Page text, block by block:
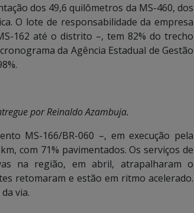
dos 49,6 quilômetros da MS-460, dos
O lote de responsabilidade da empresa
162 até o distrito –, tem 82% do trecho
da Agência Estadual de Gestão
por Reinaldo Azambuja.
MS-166/BR-060 –, em execução pela
com 71% pavimentados. Os serviços de
na região, em abril, atrapalharam o
retomaram e estão em ritmo acelerado.
via.